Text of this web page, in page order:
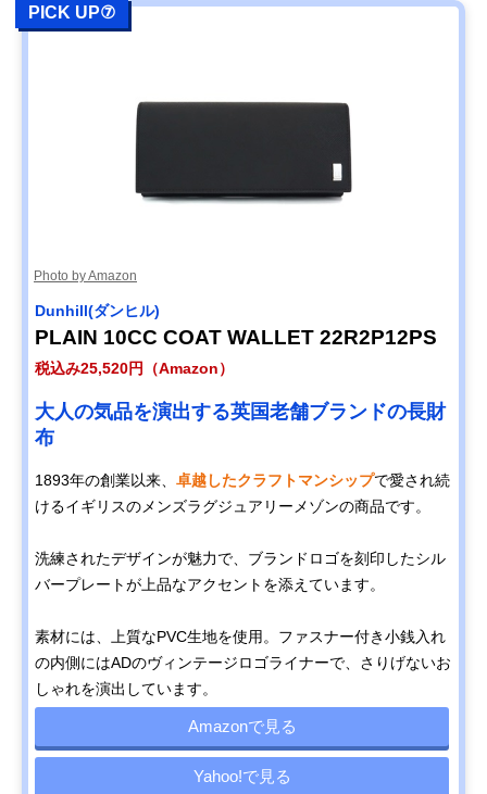
PICK UP⑦
Photo by Amazon
Dunhill(ダンヒル)
PLAIN 10CC COAT WALLET 22R2P12PS
税込み25,520円（Amazon）
大人の気品を演出する英国老舗ブランドの長財
布
1893年の創業以来、 卓越したクラフトマンシップで愛され続
けるイギリスのメンズラグジュアリーメゾンの商品です。
洗練されたデザインが魅力で、ブランドロゴを刻印したシル
バープレートが上品なアクセントを添えています。
素材には、上質なPVC生地を使用。ファスナー付き小銭入れ
の内側にはADのヴィンテージロゴライナーで、さりげないお
しゃれを演出しています。
Amazonで見る
Yahoo!で見る